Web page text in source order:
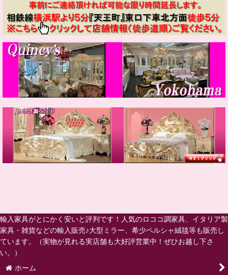
輸入家具がとにかく安いと評判です！人気のロココ調家具、イタリア製
家具・雑貨などの輸入販売♪大型ミラー、希少ペルシャ絨毯等も販売し
ています。（実物が見れる実店舗も大好評営業中！ぜひお越し下さ
い。）
ホーム